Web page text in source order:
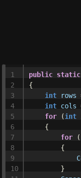
1
2
3
4
5
6
7
8
9
10
public static
{
int
rows
int cols
for
(int
{
for
(
{
}